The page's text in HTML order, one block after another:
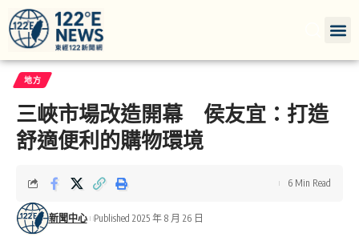
地方
三峽市場改造開幕 侯友宜：打造
舒適便利的購物環境
新聞中心 Published 2025 年 8 月 26 日
6 Min Read